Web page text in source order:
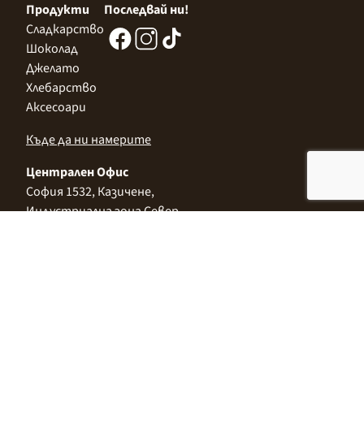
Продукти
Сладкарство
Шоколад
Джелато
Хлебарство
Аксесоари
Последвай ни!
Къде да ни намерите
Централен Офис
София 1532, Казичене,
Индустриална зона Север,